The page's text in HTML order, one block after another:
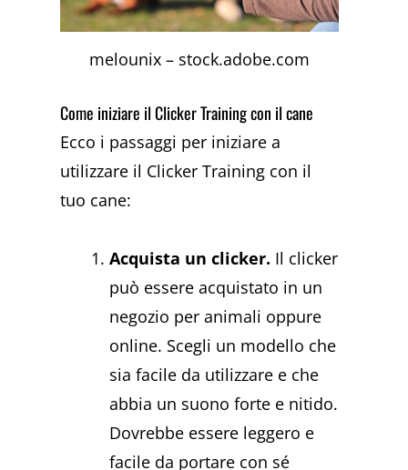
melounix – stock.adobe.com
Come iniziare il Clicker Training con il cane
Ecco i passaggi per iniziare a
utilizzare il Clicker Training con il
tuo cane:
Acquista un clicker. Il clicker
può essere acquistato in un
negozio per animali oppure
online. Scegli un modello che
sia facile da utilizzare e che
abbia un suono forte e nitido.
Dovrebbe essere leggero e
facile da portare con sé